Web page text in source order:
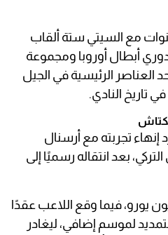
مع السيتي ستة ألقاب
دوري أبطال أوروبا ومجموعة
العناصر الرئيسية في الجيل
تاريخ النادي.
إنهاء تجربته مع أرسنال
بعد انتقاله رسميًا إلى
قيمة الصفقة 18 مليون يورو، فيما وقع اللاعب عقدًا
لموسم إضافي، ليغادر